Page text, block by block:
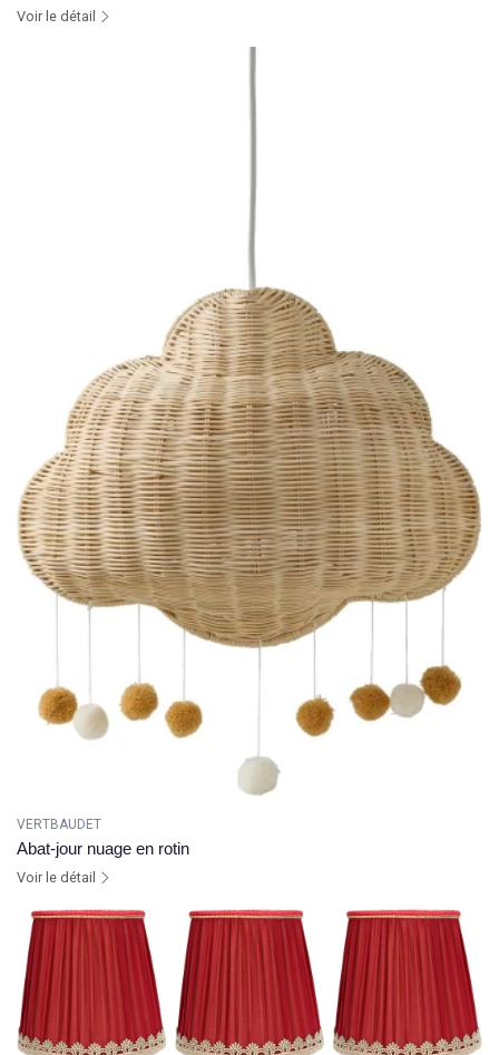
Voir le détail
VERTBAUDET
Abat-jour nuage en rotin
Voir le détail